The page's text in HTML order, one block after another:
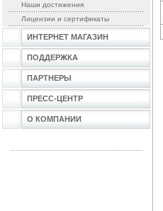
Наши достижения
Лицензии и сертификаты
ИНТЕРНЕТ МАГАЗИН
ПОДДЕРЖКА
ПАРТНЕРЫ
ПРЕСС-ЦЕНТР
О КОМПАНИИ